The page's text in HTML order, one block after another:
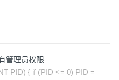
管理员权限
PID) { if (PID <= 0) PID =